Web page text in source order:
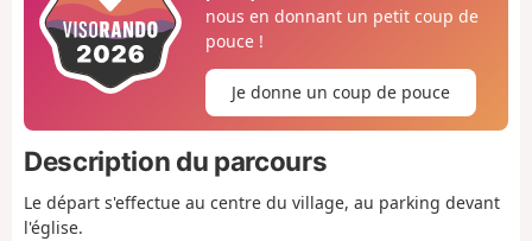
nous en donnant un petit coup de
pouce !
Je donne un coup de pouce
Description du parcours
Le départ s'effectue au centre du village, au parking devant
l'église.